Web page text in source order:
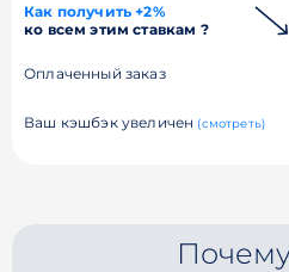
Как получить +2%
ко всем этим ставкам ?
Оплаченный заказ
Ваш кэшбэк увеличен (смотреть)